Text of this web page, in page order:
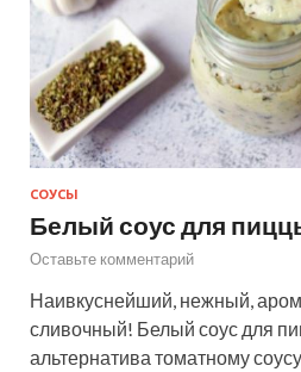
СОУСЫ
Белый соус для
Оставьте комментарий
Наивкуснейший, нежный,
сливочный! Белый соус для
альтернатива томатному